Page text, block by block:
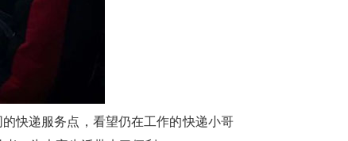
快递服务点，看望仍在工作的快递小哥